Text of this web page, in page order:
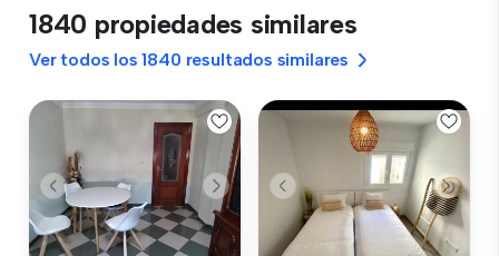
1840 propiedades similares
Ver todos los 1840 resultados similares